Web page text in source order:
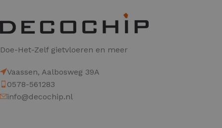
Doe-Het-Zelf gietvloeren en meer
Vaassen, Aalbosweg 39A
0578-561283
info@decochip.nl